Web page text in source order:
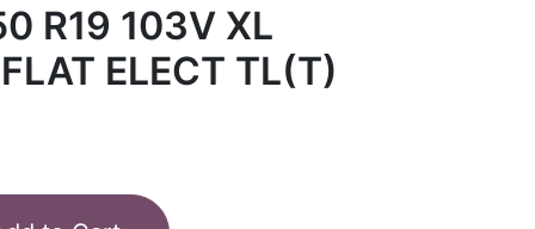
R19 103V XL
ELECT TL(T)